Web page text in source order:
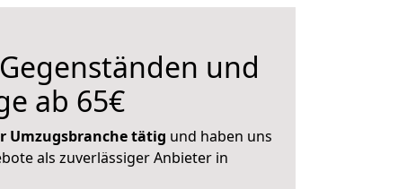
und
ab 65€
Umzugsbranche tätig und haben uns
als zuverlässiger Anbieter in